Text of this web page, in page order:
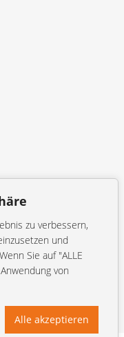
zu verbessern,
und
Sie auf "ALLE
von
Alle akzeptieren
Impressum Datenschutzerklärung